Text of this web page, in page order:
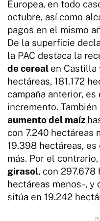
Europea, en todo
octubre, así como
pagos en el mismo
De la superficie
la PAC destaca la
de cereal en Castilla
hectáreas, 181.172
campaña anterior, es
incremento.
aumento del maíz
con 7.240 hectáreas
19.398 hectáreas, es
más. Por el contrario,
girasol, con 297.678
hectáreas menos-, y
sitúa en 19.242